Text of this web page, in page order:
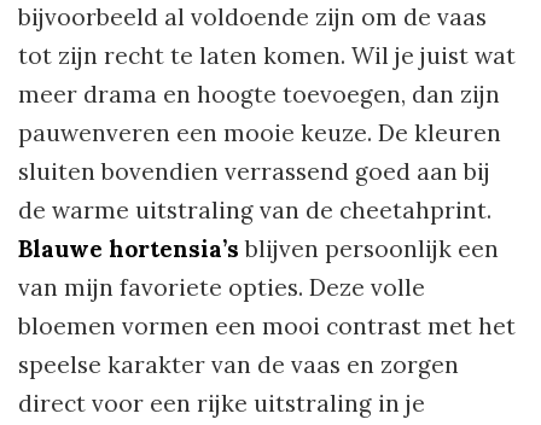
bijvoorbeeld al voldoende zijn om de vaas
tot zijn recht te laten komen. Wil je juist wat
meer drama en hoogte toevoegen, dan zijn
pauwenveren een mooie keuze. De kleuren
sluiten bovendien verrassend goed aan bij
de warme uitstraling van de cheetahprint.
Blauwe hortensia’s blijven persoonlijk een
van mijn favoriete opties. Deze volle
bloemen vormen een mooi contrast met het
speelse karakter van de vaas en zorgen
direct voor een rijke uitstraling in je